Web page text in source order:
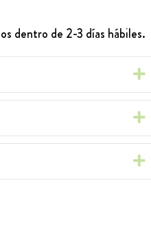
dentro de 2-3 días hábiles.